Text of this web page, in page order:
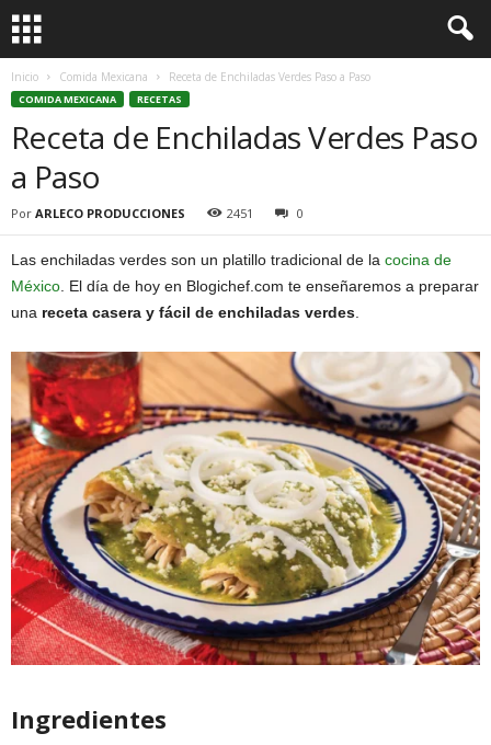
Inicio Comida Mexicana Receta de Enchiladas Verdes Paso a Paso
COMIDA MEXICANA RECETAS
Receta de Enchiladas Verdes Paso
a Paso
Por ARLECO PRODUCCIONES 2451 0
Las enchiladas verdes son un platillo tradicional de la cocina de
México . El día de hoy en Blogichef.com te enseñaremos a preparar
una receta casera y fácil de enchiladas verdes
Ingredientes